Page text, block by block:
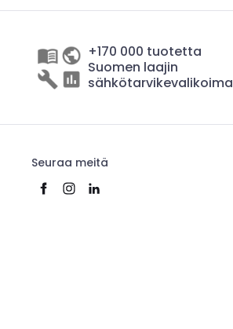
+170 000 tuotetta
Suomen laajin
sähkötarvikevalikoima
Seuraa meitä